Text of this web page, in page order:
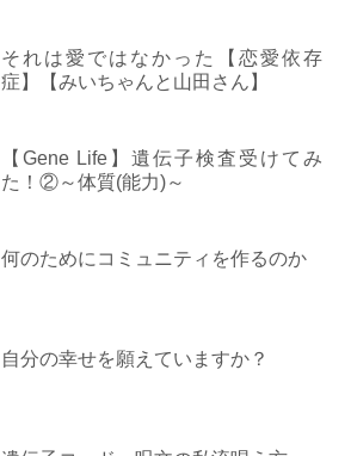
それは愛ではなかった【恋愛依存
症】【みいちゃんと山田さん】
【Gene Life】遺伝子検査受けてみ
た！②～体質(能力)～
何のためにコミュニティを作るのか
自分の幸せを願えていますか？